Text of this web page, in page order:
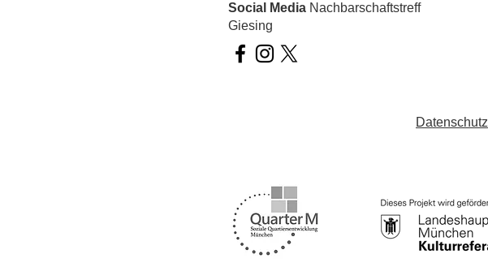
Social Media Nachbarschaftstreff
Giesing
Datenschutz